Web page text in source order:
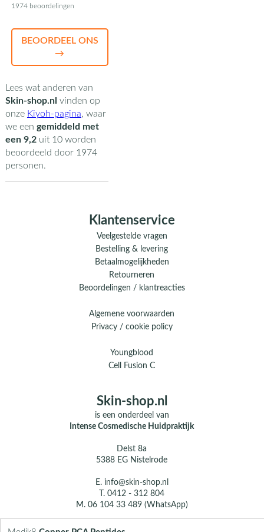
1974 beoordelingen
BEOORDEEL ONS
→
Lees wat anderen van
Skin-shop.nl vinden op
onze Kiyoh-pagina, waar
we een gemiddeld met
een 9,2uit 10worden
beoordeeld door 1974
personen.
Klantenservice
Veelgestelde vragen
Bestelling & levering
Betaalmogelijkheden
Retourneren
Beoordelingen / klantreacties
Algemene voorwaarden
Privacy / cookie policy
Youngblood
Cell Fusion C
Skin-shop.nl
is een onderdeel van
Intense Cosmedische Huidpraktijk
Delst 8a
5388 EG Nistelrode
E. info@skin-shop.nl
T.0412 - 312 804
M. 06 104 33 489 (WhatsApp)
Over ons